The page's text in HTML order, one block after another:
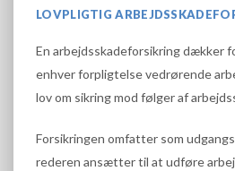
LOVPLIGTIG
En arbejdsskadeforsikring dækker
enhver forpligtelse vedrørende
lov om sikring mod følger af
Forsikringen omfatter som
rederen ansætter til at udføre